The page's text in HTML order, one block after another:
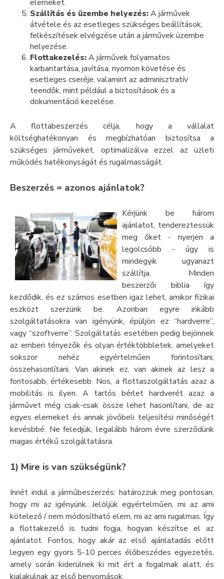
elemeket.
Szállítás és üzembe helyezés:A járművek
átvétele és az esetleges szükséges beállítások,
felkészítések elvégzése után a járművek üzembe
helyezése.
Flottakezelés:A járművek folyamatos
karbantartása, javítása, nyomon követése és
esetleges cseréje, valamint az adminisztratív
teendők, mint például a biztosítások és a
dokumentáció kezelése.
A flottabeszerzés célja, hogy a vállalat
költséghatékonyan és megbízhatóan biztosítsa a
szükséges járműveket, optimalizálva ezzel az üzleti
működés hatékonyságát és rugalmasságát.
Beszerzés = azonos ajánlatok?
Kérjünk be három
ajánlatot, tendereztessük
meg őket - nyerjen a
legolcsóbb - úgy is
mindegyik ugyanazt
szállítja. Minden
beszerzői biblia így
kezdődik, és ez számos esetben igaz lehet, amikor fizikai
eszközt szerzünk be. Azonban egyre inkább
szolgáltatásokra van igényünk, épüljön ez “hardverre”,
vagy “szoftverre”. Szolgáltatás esetében pedig bejönnek
az emberi tényezők és olyan értéktöbbletek, amelyeket
sokszor nehéz egyértelműen forintosítani,
összehasonlítani. Van akinek ez, van akinek az lesz a
fontosabb, értékesebb. Nos, a flottaszolgáltatás azaz a
mobilitás is ilyen. A tartós bérlet hardverét azaz a
járművet még csak-csak össze lehet hasonlítani, de az
egyes elemeket és annak jövőbeli teljesítési minőségét
kevésbbé. Ne feledjük, legalább három évre szerződünk
magas értékű szolgáltatásra.
1) Mire is van szükségünk?
Innét indul a járműbeszerzés: határozzuk meg pontosan,
hogy mi az igényünk. Jelöljük egyértelműen, mi az ami
kötelező / nem módosítható elem, mi az ami rugalmas. Így
a flottakezelő is tudni fogja, hogyan készítse el az
ajánlatot. Fontos, hogy akár az első ajánlatadás előtt
legyen egy gyors 5-10 perces élőbeszédes egyezetés,
amely során kiderülnek ki mit ért a fogalmak alatt, és
kialakulnak az első benyomások.